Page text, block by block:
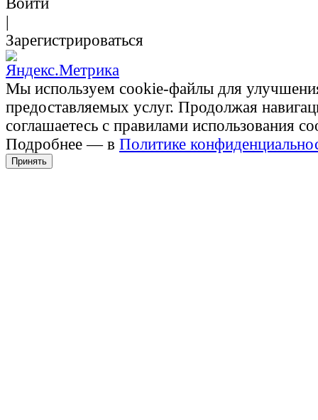
|
Зарегистрироваться
Мы используем cookie-файлы для
предоставляемых услуг. Продолжая
соглашаетесь с правилами использования
Подробнее — в Политике
Принять